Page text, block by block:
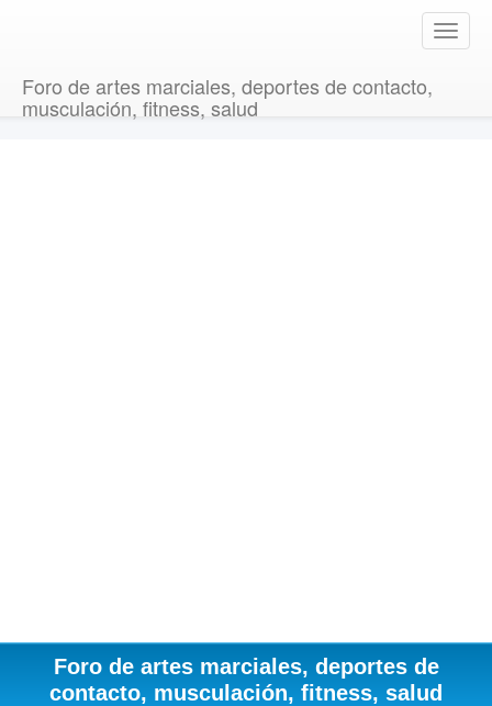
T
o
Foro de artes marciales, deportes de contacto,
musculación, fitness, salud
Foro de artes marciales, deportes de
contacto, musculación, fitness, salud